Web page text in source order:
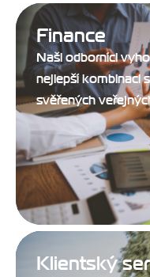
Finance
Naši odborníci
nejlepší kombinaci
svěřených
Klientský